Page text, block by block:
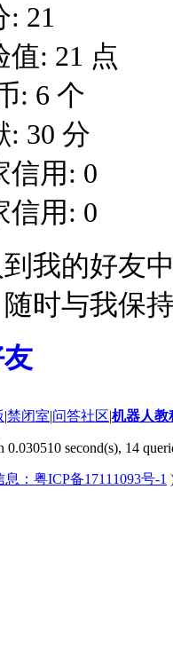
: 21
值: 21 点
: 6 个
: 30 分
信用: 0
信用: 0
我的好友
时与我保
|禁闭室|问答社区|机器人教
0.030510 second(s), 14
：粤ICP备17111093号-1